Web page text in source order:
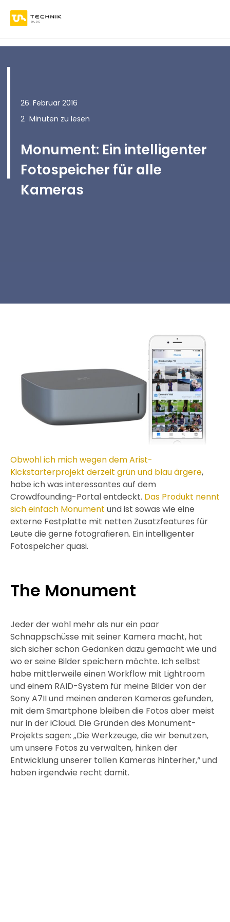
26. Februar 2016
2 Minuten zu lesen
Monument: Ein intelligenter
Fotospeicher für alle
Kameras
Obwohl ich mich wegen dem Arist-
Kickstarterprojekt derzeit grün und blau ärgere,
habe ich was interessantes auf dem
Crowdfounding-Portal entdeckt. Das Produkt nennt
sich einfach Monument und ist sowas wie eine
externe Festplatte mit netten Zusatzfeatures für
Leute die gerne fotografieren. Ein intelligenter
Fotospeicher quasi.
The Monument
Jeder der wohl mehr als nur ein paar
Schnappschüsse mit seiner Kamera macht, hat
sich sicher schon Gedanken dazu gemacht wie und
wo er seine Bilder speichern möchte. Ich selbst
habe mittlerweile einen Workflow mit Lightroom
und einem RAID-System für meine Bilder von der
Sony A7II und meinen anderen Kameras gefunden,
mit dem Smartphone bleiben die Fotos aber meist
nur in der iCloud. Die Gründen des Monument-
Projekts sagen: „Die Werkzeuge, die wir benutzen,
um unsere Fotos zu verwalten, hinken der
Entwicklung unserer tollen Kameras hinterher,“ und
haben irgendwie recht damit.